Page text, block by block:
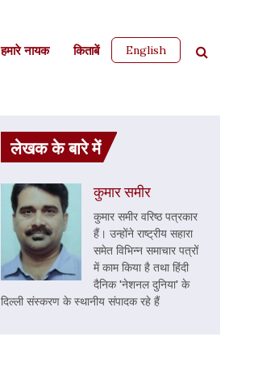
हमारे नायक किताबें English
लेखक के बारे में
कुमार समीर
कुमार समीर वरिष्ठ पत्रकार
हैं। उन्होंने राष्ट्रीय सहारा
समेत विभिन्न समाचार पत्रों
में काम किया है तथा हिंदी
दैनिक 'नेशनल दुनिया' के
दिल्ली संस्करण के स्थानीय संपादक रहे हैं